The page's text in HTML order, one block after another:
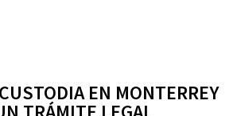
EN MONTERREY